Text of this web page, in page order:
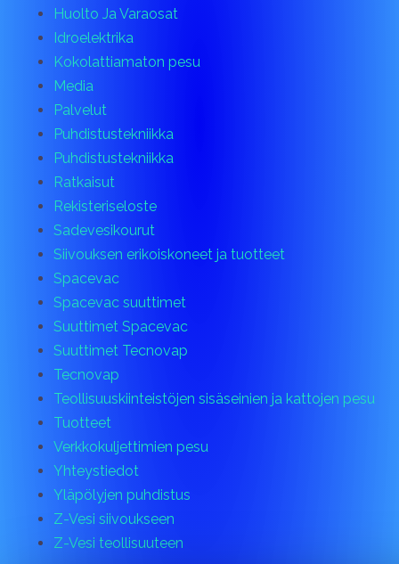
Huolto Ja Varaosat
Idroelektrika
Kokolattiamaton pesu
Media
Palvelut
Puhdistustekniikka
Puhdistustekniikka
Ratkaisut
Rekisteriseloste
Sadevesikourut
Siivouksen erikoiskoneet ja tuotteet
Spacevac
Spacevac suuttimet
Suuttimet Spacevac
Suuttimet Tecnovap
Tecnovap
Teollisuuskiinteistöjen sisäseinien ja kattojen pesu
Tuotteet
Verkkokuljettimien pesu
Yhteystiedot
Yläpölyjen puhdistus
Z-Vesi siivoukseen
Z-Vesi teollisuuteen